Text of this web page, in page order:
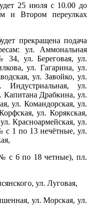
25 июля с 10.00 до
и Втором переулках
прекращена подача
ул. Аммональная
ул. Береговая, ул.
ул. Гагарина, ул.
ул. Завойко, ул.
ул.
Капитана Драбкина, ул.
ул. Командорская, ул.
ул. Корякская,
Красноармейская, ул.
1 по 13 нечётные, ул.
с 6 по 18 четные), пл.
ул. Луговая,
ул. Морская, ул.